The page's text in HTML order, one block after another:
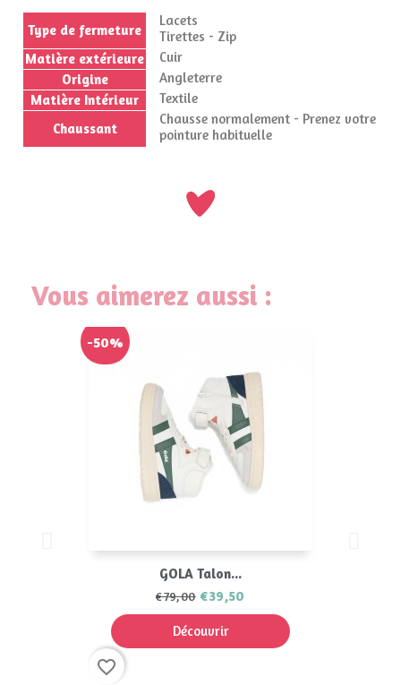
Type de fermeture
Lacets
Tirettes - Zip
Matière extérieure
Cuir
Origine
Angleterre
Matière Intérieur
Textile
Chaussant
Chausse normalement - Prenez votre
pointure habituelle
Vous aimerez aussi :
GOLA Talon...
€79,00 €39,50
Découvrir
-50%
favorite_border